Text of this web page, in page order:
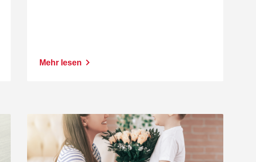
Mehr lesen